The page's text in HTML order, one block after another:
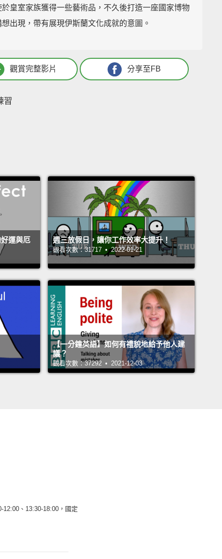
於皇室家族獲得一些藝術品，不久後打造一座國家博物
想出現，帶有展現伊斯蘭文化成就的意圖。
觀賞完整影片 分享至FB
習
運與厄
週三放假日，讓你工作效率大提升！
觀看次數：31717 • 2022-01-21
【一分鐘英語】如何有禮貌地給予他人建
議？
觀看次數：37292 • 2021-12-03
12:00、13:30-18:00，國定